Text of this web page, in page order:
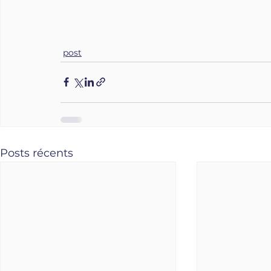
post
Posts récents